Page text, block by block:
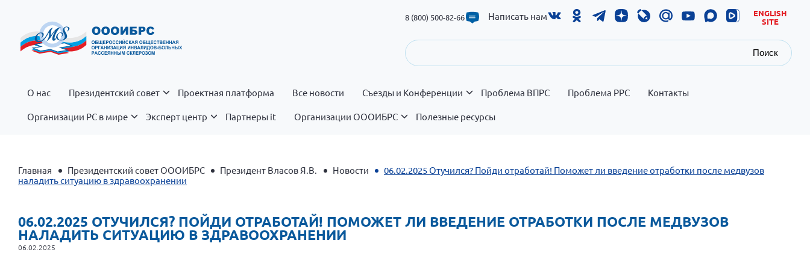
8 (800) 500-82-66 Написать нам
ENGLISH
SITE
Поиск
О нас Президентский совет Проектная платформа Все новости Съезды и Конференции Проблема ВПРС Проблема РРС Контакты
Организации РС в мире Эксперт центр Партнеры it Организации ОООИБРС Полезные ресурсы
Главная Президентский совет ОООИБРС Президент Власов Я.В. Новости
06.02.2025 Отучился? Пойди отработай! Поможет ли введение отработки после медвузов
наладить ситуацию в здравоохранении
06.02.2025 ОТУЧИЛСЯ? ПОЙДИ ОТРАБОТАЙ! ПОМОЖЕТ ЛИ ВВЕДЕНИЕ ОТРАБОТКИ ПОСЛЕ МЕДВУЗОВ
НАЛАДИТЬ СИТУАЦИЮ В ЗДРАВООХРАНЕНИИ
06.02.2025